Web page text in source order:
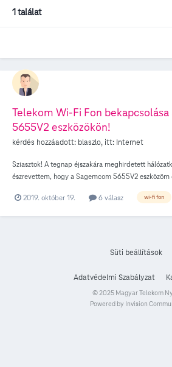
1 találat
Telekom Wi-Fi Fon
5655V2 eszközökön!
kérdés hozzáadott: blaszlo, itt: Internet
Sziasztok! A tegnap éjszakára meghirdetett
észrevettem, hogy a Sagemcom 5655V2
számú csatornákon. A Wifi Fon szolgáltatás
kérdésem, hogy hogyan lehetne megtudni a
2019. október 19. 6 válasz wi-fi fon
Süti beállítások
Adatvédelmi Szabályzat
© 2025 Magyar Telekom
Powered by Invision